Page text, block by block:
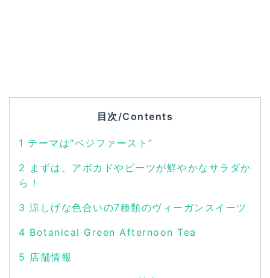
目次/Contents
1 テーマは“ベジファースト”
2 まずは、アボカドやビーツが鮮やかなサラダか
ら！
3 涼しげな色合いの7種類のヴィーガンスイーツ
4 Botanical Green Afternoon Tea
5 店舗情報